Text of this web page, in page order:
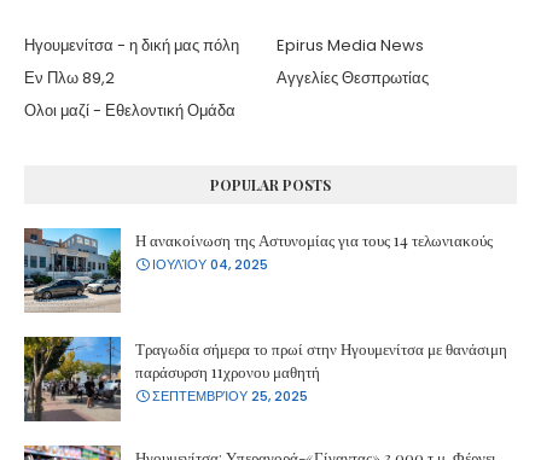
Ηγουμενίτσα - η δική μας πόλη
Epirus Media News
Εν Πλω 89,2
Αγγελίες Θεσπρωτίας
Ολοι μαζί - Εθελοντική Ομάδα
POPULAR POSTS
Η ανακοίνωση της Αστυνομίας για τους 14 τελωνιακούς
ΙΟΥΛΊΟΥ 04, 2025
Τραγωδία σήμερα το πρωί στην Ηγουμενίτσα με θανάσιμη
παράσυρση 11χρονου μαθητή
ΣΕΠΤΕΜΒΡΊΟΥ 25, 2025